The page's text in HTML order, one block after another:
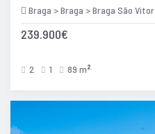
Braga > Braga > Braga São Vitor
239.900€
2 1 89 m 2